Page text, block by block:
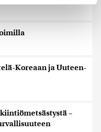
ominaisuuksien
analysoimiseen. Lisäksi
ja analytiikka-
yhdistää näitä
heille tai joita on
palvelujaan. Tietoja
Koreaan ja Uuteen-
–